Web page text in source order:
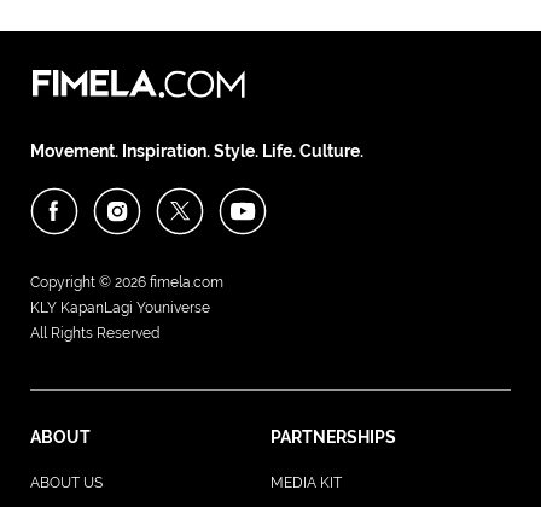
Movement. Inspiration. Style. Life. Culture.
Copyright © 2026 fimela.com
KLY KapanLagi Youniverse
All Rights Reserved
ABOUT PARTNERSHIPS
ABOUT US MEDIA KIT